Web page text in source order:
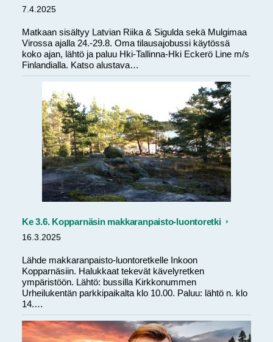
7.4.2025
Matkaan sisältyy Latvian Riika & Sigulda sekä Mulgimaa
Virossa ajalla 24.-29.8. Oma tilausajobussi käytössä
koko ajan, lähtö ja paluu Hki-Tallinna-Hki Eckerö Line m/s
Finlandialla. Katso alustava…
Ke 3.6. Kopparnäsin makkaranpaisto-luontoretki
16.3.2025
Lähde makkaranpaisto-luontoretkelle Inkoon
Kopparnäsiin. Halukkaat tekevät kävelyretken
ympäristöön. Lähtö: bussilla Kirkkonummen
Urheilukentän parkkipaikalta klo 10.00. Paluu: lähtö n. klo
14.…